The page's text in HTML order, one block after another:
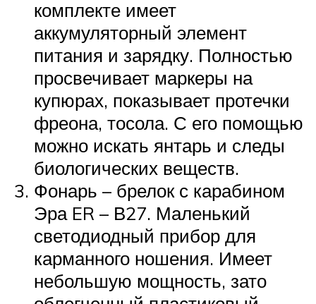
комплекте имеет
аккумуляторный элемент
питания и зарядку. Полностью
просвечивает маркеры на
купюрах, показывает протечки
фреона, тосола. С его помощью
можно искать янтарь и следы
биологических веществ.
Фонарь – брелок с карабином
Эра ER – В27. Маленький
светодиодный прибор для
карманного ношения. Имеет
небольшую мощность, зато